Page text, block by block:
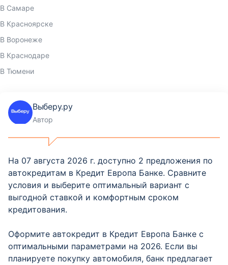
В Самаре
В Красноярске
В Воронеже
В Краснодаре
В Тюмени
Выберу.ру
Автор
На 07 августа 2026 г. доступно 2 предложения по
автокредитам в Кредит Европа Банке. Сравните
условия и выберите оптимальный вариант с
выгодной ставкой и комфортным сроком
кредитования.
Оформите автокредит в Кредит Европа Банке с
оптимальными параметрами на 2026. Если вы
планируете покупку автомобиля, банк предлагает